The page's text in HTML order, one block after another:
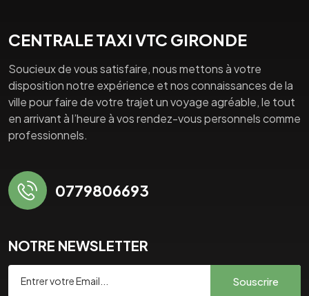
CENTRALE TAXI VTC GIRONDE
Soucieux de vous satisfaire, nous mettons à votre
disposition notre expérience et nos connaissances de la
ville pour faire de votre trajet un voyage agréable, le tout
en arrivant à l’heure à vos rendez-vous personnels comme
professionnels.
0779806693
NOTRE NEWSLETTER
Souscrire